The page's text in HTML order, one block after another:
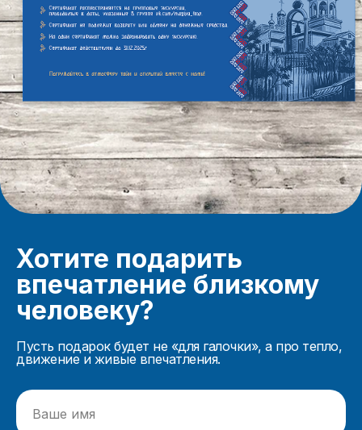
Хотите подарить
впечатление близкому
человеку?
Пусть подарок будет не «для галочки», а про тепло,
движение и живые впечатления.